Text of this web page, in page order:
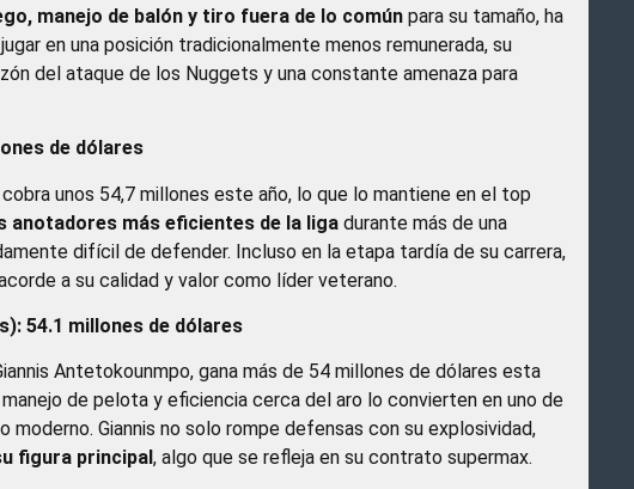
manejo de balón y tiro fuera de lo comúnpara su tamaño, ha
en una posición tradicionalmente menos remunerada, su
del ataque de los Nuggets y una constante amenaza para
de dólares
unos 54,7 millones este año, lo que lo mantiene en el top
anotadores más eficientes de la liga durante más de una
difícil de defender. Incluso en la etapa tardía de su carrera,
a su calidad y valor como líder veterano.
54.1 millones de dólares
Antetokounmpo, gana más de 54 millones de dólares esta
de pelota y eficiencia cerca del aro lo convierten en uno de
Giannis no solo rompe defensas con su explosividad,
figura principal, algo que se refleja en su contrato supermax.